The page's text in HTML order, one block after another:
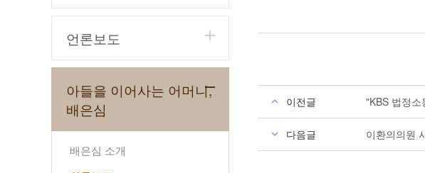
언론보도
아들을 이어사는 어머니,
배은심
배은심 소개
이전글 "KBS 법정
다음글 이환의의원